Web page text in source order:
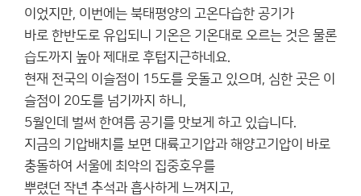
이었지만, 이번에는 북태평양의 고온다습한 공기가
바로 한반도로 유입되니 기온은 기온대로 오르는 것은 물론
습도까지 높아 제대로 후텁지근하네요.
현재 전국의 이슬점이 15도를 웃돌고 있으며, 심한 곳은 이
슬점이 20도를 넘기까지 하니,
5월인데 벌써 한여름 공기를 맛보게 하고 있습니다.
지금의 기압배치를 보면 대륙고기압과 해양고기압이 바로
충돌하여 서울에 최악의 집중호우를
뿌렸던 작년 추석과 흡사하게 느껴지고,